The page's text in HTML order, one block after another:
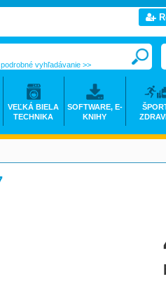
vyhľadávanie >>
VEĽKÁ BIELA
TECHNIKA
SOFTWARE, E-
KNIHY